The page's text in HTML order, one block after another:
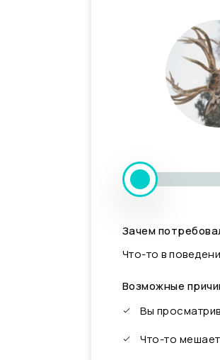
Зачем
Что-то в
Возможные
Вы
Что-то